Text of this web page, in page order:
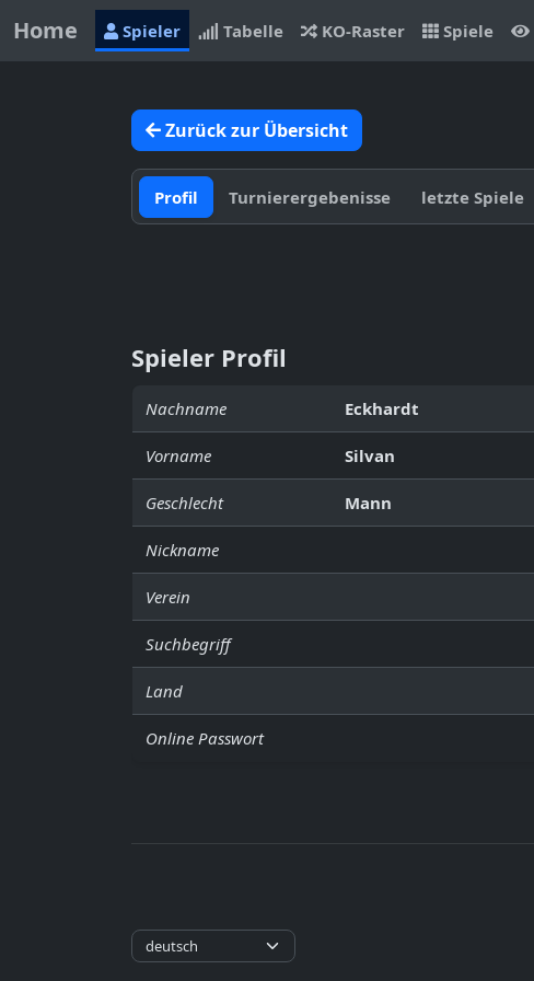
Home Spieler Tabelle KO-Raster Spiele
Zurück zur Übersicht
Profil Turnierergebenisse letzte Spiele
Spieler Profil
Nachname Eckhardt
Vorname Silvan
Geschlecht Mann
Nickname
Verein
Suchbegriff
Land
Online Passwort